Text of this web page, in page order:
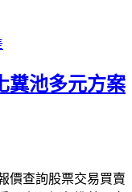
糞池多元方案
價查詢股票交易買賣